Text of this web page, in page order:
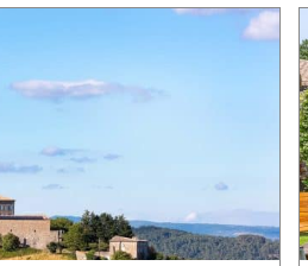
de Grignan
Alpes Maisons
(26)